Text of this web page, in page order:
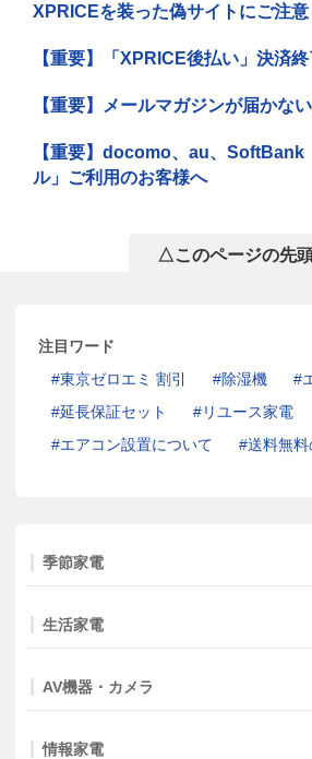
XPRICEを装った偽サイトにご注
【重要】「XPRICE後払い」決済
【重要】メールマガジンが届かな
【重要】docomo、au、SoftBank
ル」ご利用のお客様へ
△このページの先
注目ワード
東京ゼロエミ 割引
除湿機
延長保証セット
リユース家電
エアコン設置について
送料無料
季節家電
生活家電
AV機器・カメラ
情報家電